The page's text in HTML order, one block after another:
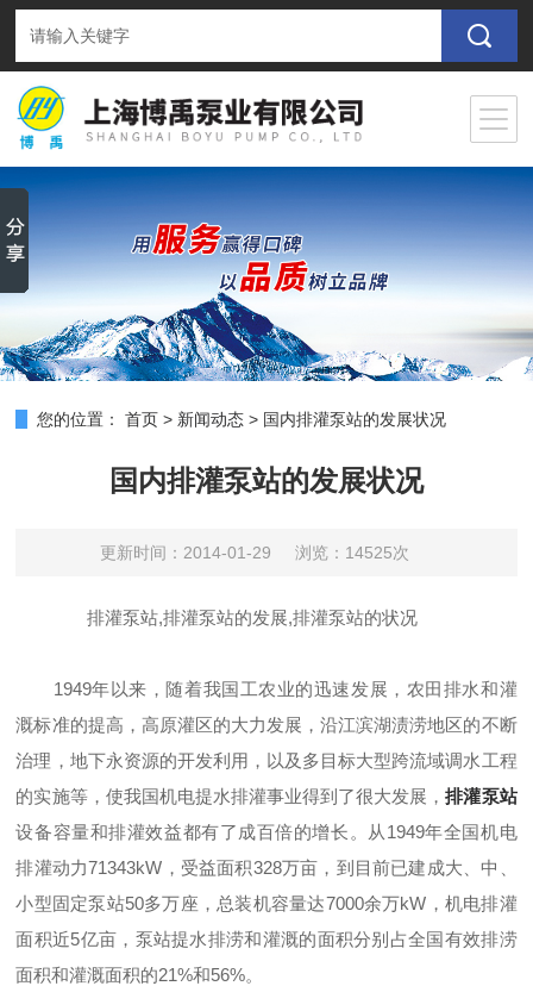
您的位置： 首页 > 新闻动态 > 国内排灌泵站的发展状况
国内排灌泵站的发展状况
更新时间：2014-01-29 浏览：14525次
排灌泵站,排灌泵站的发展,排灌泵站的状况
1949年以来，随着我国工农业的迅速发展，农田排水和灌
溉标准的提高，高原灌区的大力发展，沿江滨湖渍涝地区的不断
治理，地下永资源的开发利用，以及多目标大型跨流域调水工程
的实施等，使我国机电提水排灌事业得到了很大发展，排灌泵站
设备容量和排灌效益都有了成百倍的增长。从1949年全国机电
排灌动力71343kW，受益面积328万亩，到目前已建成大、中、
小型固定泵站50多万座，总装机容量达7000余万kW，机电排灌
面积近5亿亩，泵站提水排涝和灌溉的面积分别占全国有效排涝
面积和灌溉面积的21%和56%。